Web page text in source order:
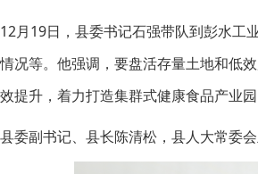
12月19日，县委书记石强带队到彭水工
情况等。他强调，要盘活存量土地和低
效提升，着力打造集群式健康食品产业园
县委副书记、县长陈清松，县人大常委